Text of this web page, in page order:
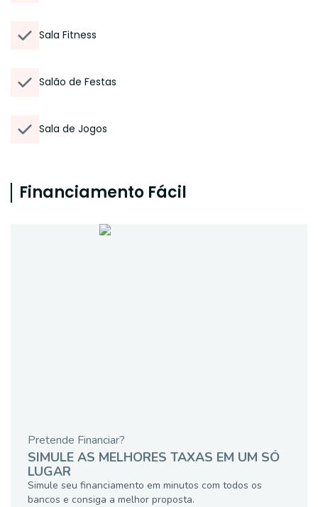
Sala Fitness
Salão de Festas
Sala de Jogos
Financiamento Fácil
Pretende Financiar?
SIMULE AS MELHORES TAXAS EM UM SÓ
LUGAR
Simule seu financiamento em minutos com todos os
bancos e consiga a melhor proposta.